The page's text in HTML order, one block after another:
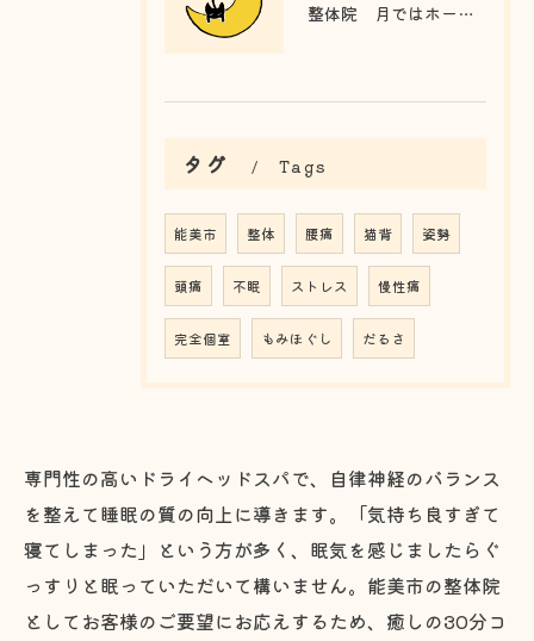
整体院 月ではホームページをリニューアルしました。
タグ Tags
能美市 整体 腰痛 猫背 姿勢
頭痛 不眠 ストレス 慢性痛
完全個室 もみほぐし だるさ
専門性の高いドライヘッドスパで、自律神経のバランス
を整えて睡眠の質の向上に導きます。「気持ち良すぎて
寝てしまった」という方が多く、眠気を感じましたらぐ
っすりと眠っていただいて構いません。能美市の整体院
としてお客様のご要望にお応えするため、癒しの30分コ